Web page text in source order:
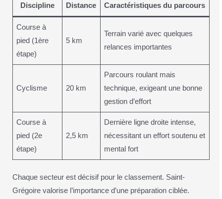
Discipline Distance Caractéristiques du parcours
Course à
pied (1ère
étape)
5 km
Terrain varié avec quelques
relances importantes
Cyclisme 20 km
Parcours roulant mais
technique, exigeant une bonne
gestion d’effort
Course à
pied (2e
étape)
2,5 km
Dernière ligne droite intense,
nécessitant un effort soutenu et
mental fort
Chaque secteur est décisif pour le classement. Saint-
Grégoire valorise l’importance d’une préparation ciblée.